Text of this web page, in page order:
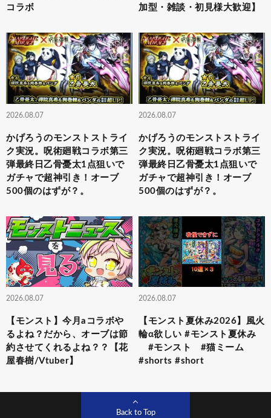
コラボ
加型・雑談・初見様大歓迎】
2026.08.07
かげろうのモンストストライ
ク実況。呪術廻戦コラボ第三
弾最終日乙骨憂太1点狙いで
ガチャで超神引き！オーブ
500個のはずが？。
2026.08.07
かげろうのモンストストライ
ク実況。呪術廻戦コラボ第三
弾最終日乙骨憂太1点狙いで
ガチャで超神引き！オーブ
500個のはずが？。
2026.08.07
【モンスト】今月aコラボや
るよね？だから、オーブは節
約させてくれるよね？？【花
屋春樹/Vtuber】
2026.08.07
【モンスト夏休み2026】風火
輪α欲しい #モンスト夏休み
#モンスト #猫ミーム
#shorts #short
Back to Top